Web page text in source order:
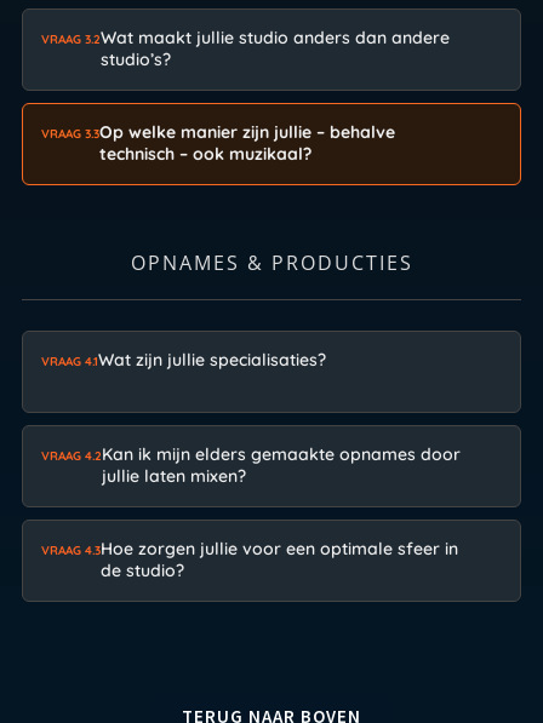
VRAAG 3.2Wat maakt jullie studio anders dan andere
studio’s?
VRAAG 3.3Op welke manier zijn jullie – behalve
technisch – ook muzikaal?
OPNAMES & PRODUCTIES
VRAAG 4.1Wat zijn jullie specialisaties?
VRAAG 4.2Kan ik mijn elders gemaakte opnames door
jullie laten mixen?
VRAAG 4.3Hoe zorgen jullie voor een optimale sfeer in
de studio?
TERUG NAAR BOVEN